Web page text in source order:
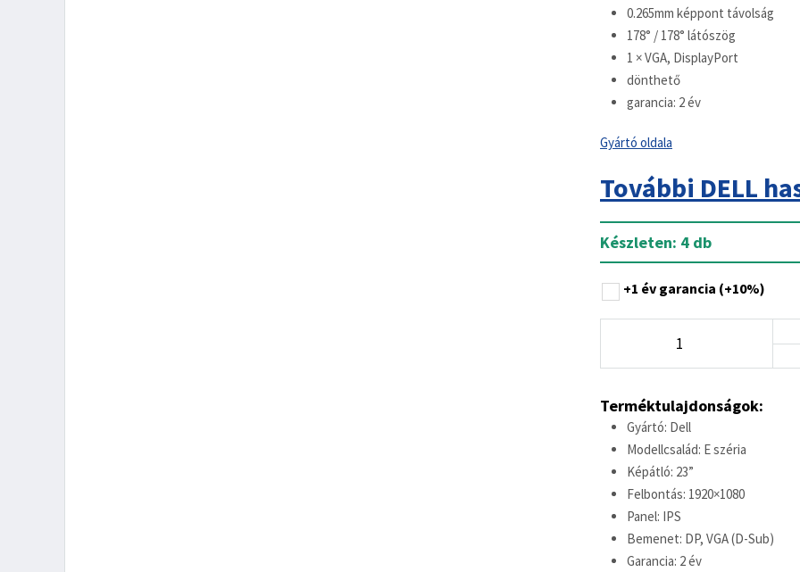
0.265mm képpont távolság
178° / 178° látószög
1 × VGA, DisplayPort
dönthető
garancia: 2 év
Gyártó oldala
További DELL
Készleten: 4 db
+1 év garancia (+10%)
Terméktulajdonságok:
Gyártó: Dell
Modellcsalád: E széria
Képátló: 23”
Felbontás: 1920×1080
Panel: IPS
Bemenet: DP, VGA (D-Sub)
Garancia: 2 év